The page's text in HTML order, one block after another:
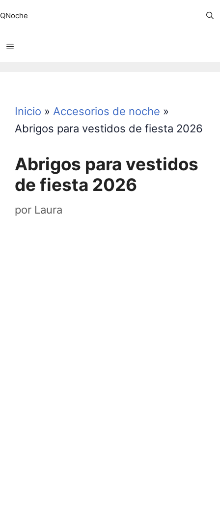
contenido
QNoche
Inicio » Accesorios de noche »
Abrigos para vestidos de fiesta 2026
Abrigos para vestidos
de fiesta 2026
por Laura